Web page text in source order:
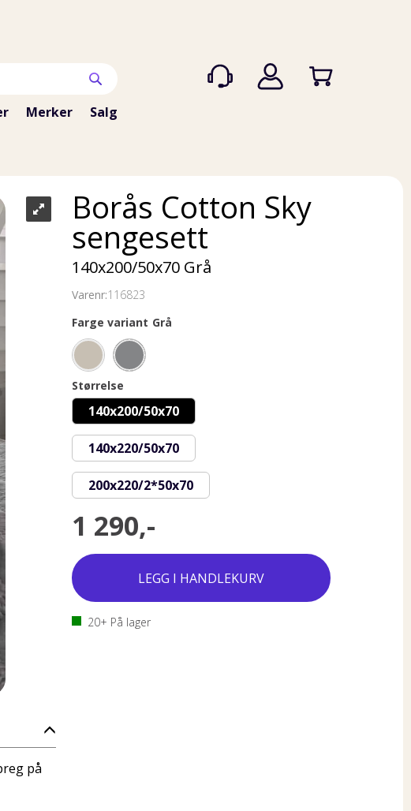
Merker Salg
Borås Cotton Sky
sengesett
140x200/50x70 Grå
Varenr:116823
Farge variant Grå
Størrelse
140x200/50x70
140x220/50x70
200x220/2*50x70
1 290,-
20+ På lager
på